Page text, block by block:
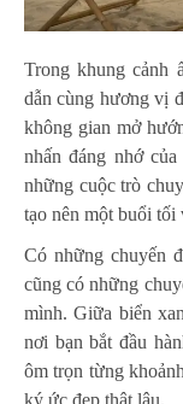
Trong khung cảnh
dẫn cùng hương vị
không gian mở
nhấn đáng nhớ
những cuộc trò
tạo nên một buổi tối
Có những chuyến
cũng có những
mình. Giữa biển
nơi bạn bắt đầu
ôm trọn từng
ký ức đẹp thật lâu.